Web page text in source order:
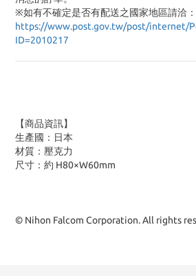
※如有不確定是否有配送之國家地區請洽：
https://www.post.gov.tw/post/internet/
ID=2010217
【商品資訊】
生產國：日本
材質：壓克力
尺寸：約 H80×W60mm
© Nihon Falcom Corporation. All rights